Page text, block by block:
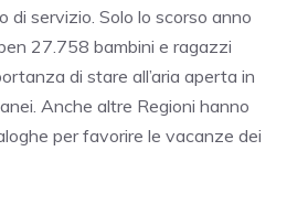
servizio. Solo lo scorso anno
27.758 bambini e ragazzi
di stare all’aria aperta in
Anche altre Regioni hanno
per favorire le vacanze dei